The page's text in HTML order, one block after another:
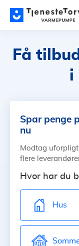
Få
i
Spar penge
nu
Modtag
flere
Hvor har du
Hus